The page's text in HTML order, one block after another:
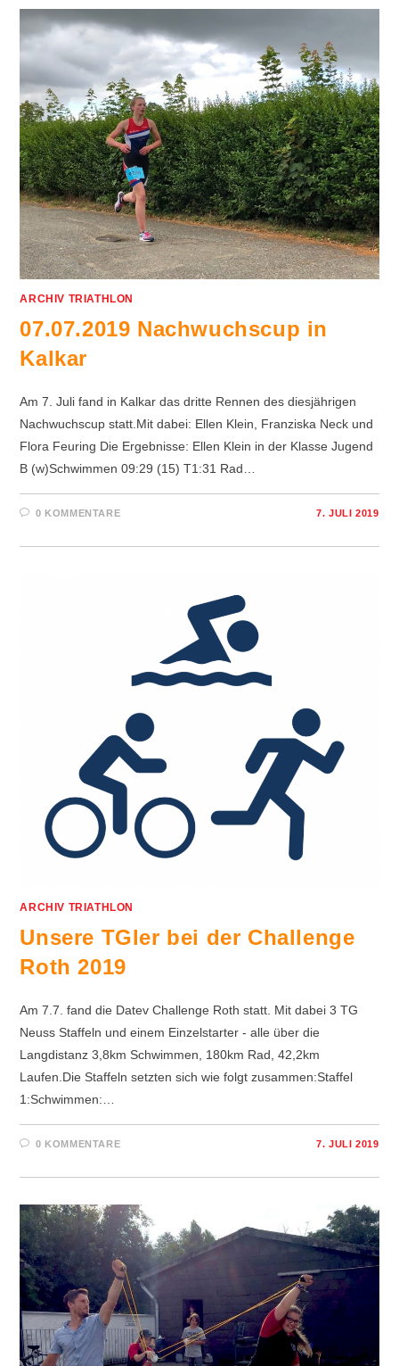
ARCHIV TRIATHLON
07.07.2019 Nachwuchscup in
Kalkar
Am 7. Juli fand in Kalkar das dritte Rennen des diesjährigen
Nachwuchscup statt.Mit dabei: Ellen Klein, Franziska Neck und
Flora Feuring Die Ergebnisse: Ellen Klein in der Klasse Jugend
B (w)Schwimmen 09:29 (15) T1:31 Rad…
0 KOMMENTARE 7. JULI 2019
ARCHIV TRIATHLON
Unsere TGler bei der Challenge
Roth 2019
Am 7.7. fand die Datev Challenge Roth statt. Mit dabei 3 TG
Neuss Staffeln und einem Einzelstarter - alle über die
Langdistanz 3,8km Schwimmen, 180km Rad, 42,2km
Laufen.Die Staffeln setzten sich wie folgt zusammen:Staffel
1:Schwimmen:…
0 KOMMENTARE 7. JULI 2019